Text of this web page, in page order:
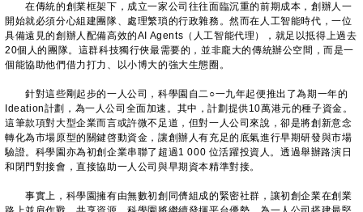
在傳統的創業框架下，成立一家公司往往面臨沉重的前期成本，創辦人一
開始就必須分心組建團隊、處理繁瑣的行政雜務。然而在人工智能時代，一位
具備遠見的創辦人配備高效的AI Agents（人工智能代理），就足以抵得上過去
20個人的團隊。這群科技獨行俠最需要的，並非龐大的傳統辦公空間，而是一
個能協助他們借力打力、以小博大的強大生態圈。
針對這些剛起步的一人公司，科學園自二○一九年起便推出了為期一年的
Ideation計劃，為一人公司全面加速。其中，計劃提供10萬港元的種子資金。
這筆款項對大型企業而言或許微不足道，但對一人公司來說，卻是將創新意念
轉化為市場原型的關鍵啓動資金，讓創辦人有充足的底氣進行早期研發與市場
驗證。科學園亦為初創企業串聯了超過1 000 位活躍投資人。透過舉辦路演日
和閉門對接會，直接協助一人公司與早期資本精準對接。
事實上，科學園擁有由無數初創同儕組成的緊密社群，讓初創企業在創業